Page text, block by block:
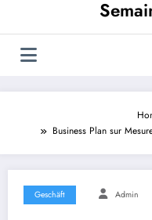
Business Plan sur
Geschäft Admin